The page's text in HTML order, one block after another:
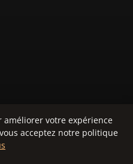
Tous droits réservés.
améliorer votre expérience
acceptez notre politique